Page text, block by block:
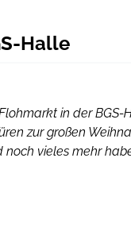
Halle
in der
zur großen
vieles mehr